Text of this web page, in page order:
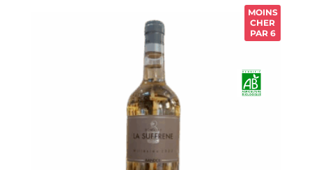
MOINS
CHER
PAR 6